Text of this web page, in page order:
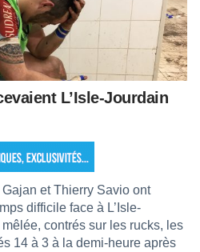
L’Isle-Jourdain
et Thierry Savio ont
difficile face à L’Isle-
contrés sur les rucks, les
14 à 3 à la demi-heure après